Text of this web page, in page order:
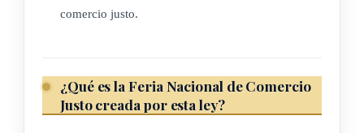
1- La agricultura a pequeña escala, incluyendo la orgánica,
3- la apicultura;
comercio justo.
¿Qué es la Feria Nacional de Comercio
Justo creada por esta ley?